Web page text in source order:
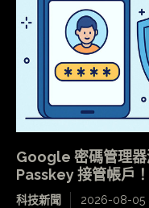
Google 密碼管理
Passkey 接管帳戶！
科技新聞 2026-08-05